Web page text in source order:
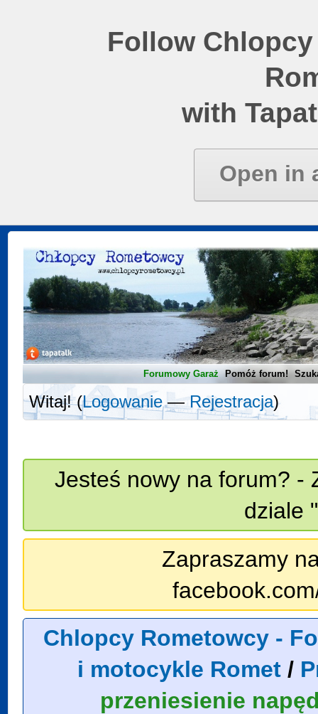
Follow
with
Open in
Forumowy Garaż Pomóż forum!
Witaj! (Logowanie—Rejestracja)
Jesteś nowy na forum? -
dziale
Zapraszamy
Chlopcy Rometowcy -
i motocykle Romet /
przeniesienie